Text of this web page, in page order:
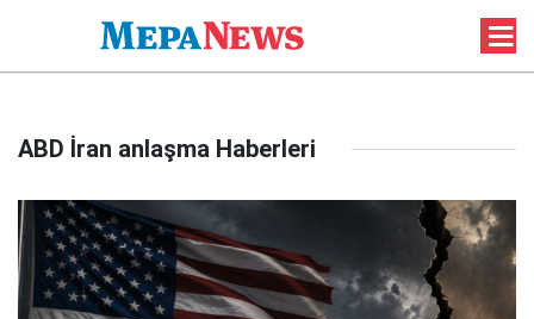
ABD İran anlaşma Haberleri